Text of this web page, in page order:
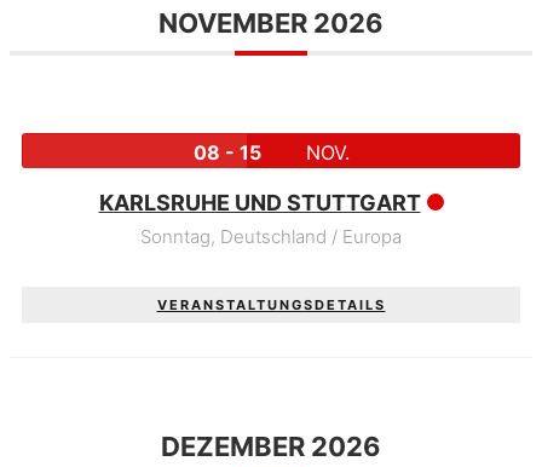
NOVEMBER 2026
08 - 15 NOV.
KARLSRUHE UND STUTTGART
Sonntag, Deutschland / Europa
VERANSTALTUNGSDETAILS
DEZEMBER 2026